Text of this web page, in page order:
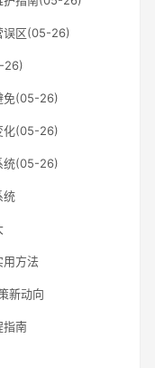
误区(05-26)
26)
免(05-26)
化(05-26)
统(05-26)
统
用方法
新动向
指南